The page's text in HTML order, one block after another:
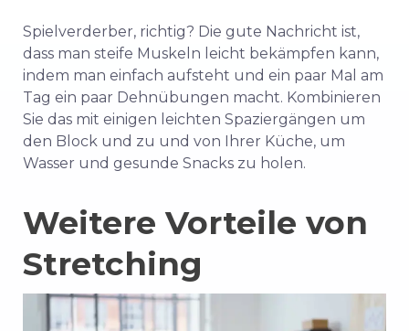
Spielverderber, richtig? Die gute Nachricht ist,
dass man steife Muskeln leicht bekämpfen kann,
indem man einfach aufsteht und ein paar Mal am
Tag ein paar Dehnübungen macht. Kombinieren
Sie das mit einigen leichten Spaziergängen um
den Block und zu und von Ihrer Küche, um
Wasser und gesunde Snacks zu holen.
Weitere Vorteile von
Stretching